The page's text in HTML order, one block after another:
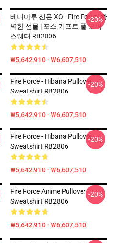
베니마루 신몬 XO - Fire Force| 완
벽한 선물 | 포스 기프트 풀 오버
스웨터 RB2806
₩5,642,910 - ₩6,607,510
-20%
Fire Force - Hibana Pullover
Sweatshirt RB2806
₩5,642,910 - ₩6,607,510
-20%
Fire Force - Hibana Pullover
Sweatshirt RB2806
₩5,642,910 - ₩6,607,510
-20%
Fire Force Anime Pullover
Sweatshirt RB2806
₩5,642,910 - ₩6,607,510
-20%